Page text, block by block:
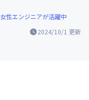
2024/10/1 更新
女性エンジニアが活躍中